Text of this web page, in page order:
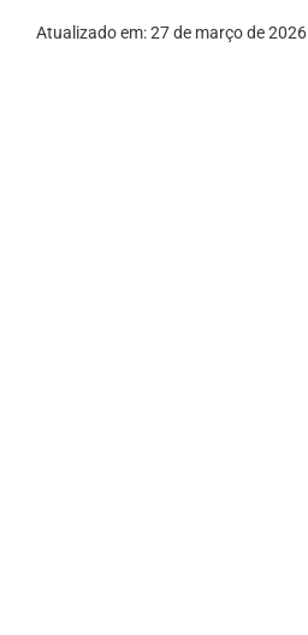
Atualizado em:27 de março de 2026